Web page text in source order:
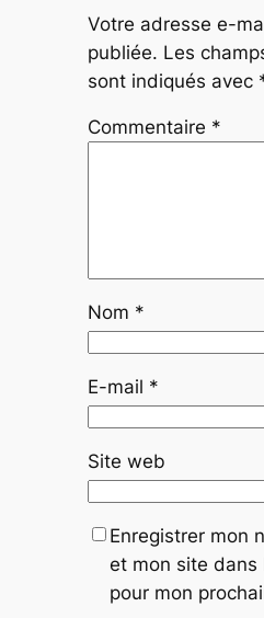
Votre adresse e-
publiée. Les
sont indiqués avec
Commentaire *
Nom *
E-mail *
Site web
Enregistrer mon
et mon site dans
pour mon